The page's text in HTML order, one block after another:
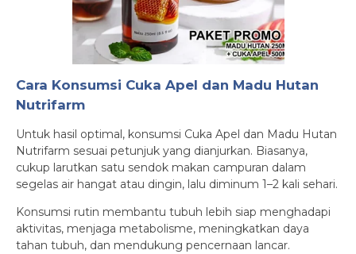
Cara Konsumsi Cuka Apel dan Madu Hutan
Nutrifarm
Untuk hasil optimal, konsumsi Cuka Apel dan Madu Hutan
Nutrifarm sesuai petunjuk yang dianjurkan. Biasanya,
cukup larutkan satu sendok makan campuran dalam
segelas air hangat atau dingin, lalu diminum 1–2 kali sehari.
Konsumsi rutin membantu tubuh lebih siap menghadapi
aktivitas, menjaga metabolisme, meningkatkan daya
tahan tubuh, dan mendukung pencernaan lancar.